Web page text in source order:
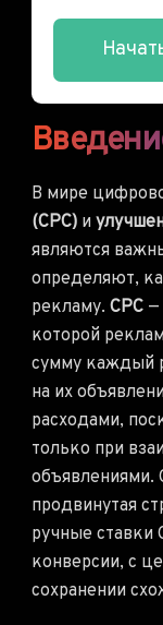
В мире
(CPC) и
являются
определяют,
рекламу. CPC —
которой
сумму каждый
на их
расходами,
только при
объявлениями.
продвинутая
ручные ставки
конверсии, с
сохранении